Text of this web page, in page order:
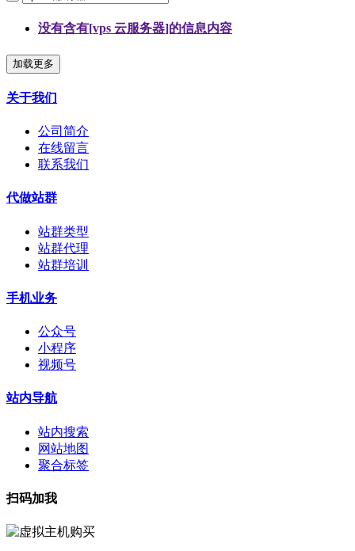
没有含有[vps 云服务器]的信息内容
加载更多
关于我们
公司简介
在线留言
联系我们
代做站群
站群类型
站群代理
站群培训
手机业务
公众号
小程序
视频号
站内导航
站内搜索
网站地图
聚合标签
扫码加我